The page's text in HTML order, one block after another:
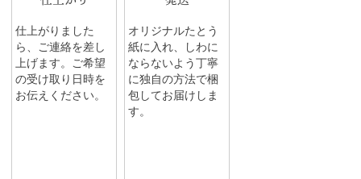
仕上がりました
ら、ご連絡を差し
上げます。ご希望
の受け取り日時を
お伝えください。
オリジナルたとう
紙に入れ、しわに
ならないよう丁寧
に独自の方法で梱
包してお届けしま
す。